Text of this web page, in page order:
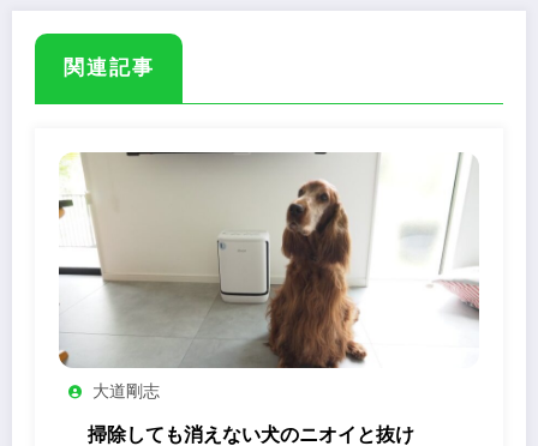
関連記事
大道剛志
掃除しても消えない犬のニオイと抜け